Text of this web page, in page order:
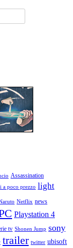
Assassination
a poco prezzo light
Netflix news
Playstation 4
tv Shonen Jump sony
trailer twitter ubisoft